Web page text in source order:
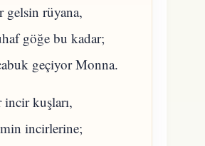
gelsin rüyana,
göğe bu kadar;
geçiyor Monna.
incir kuşları,
incirlerine;